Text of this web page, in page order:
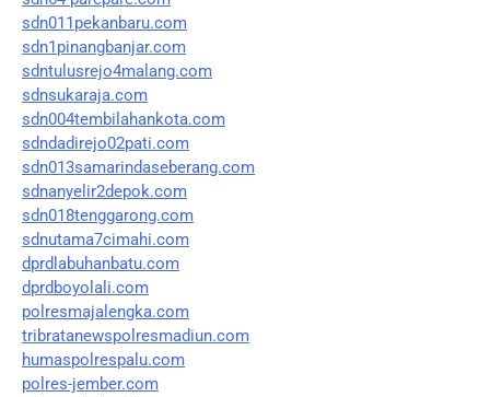
sdn011pekanbaru.com
sdn1pinangbanjar.com
sdntulusrejo4malang.com
sdnsukaraja.com
sdn004tembilahankota.com
sdndadirejo02pati.com
sdn013samarindaseberang.com
sdnanyelir2depok.com
sdn018tenggarong.com
sdnutama7cimahi.com
dprdlabuhanbatu.com
dprdboyolali.com
polresmajalengka.com
tribratanewspolresmadiun.com
humaspolrespalu.com
polres-jember.com